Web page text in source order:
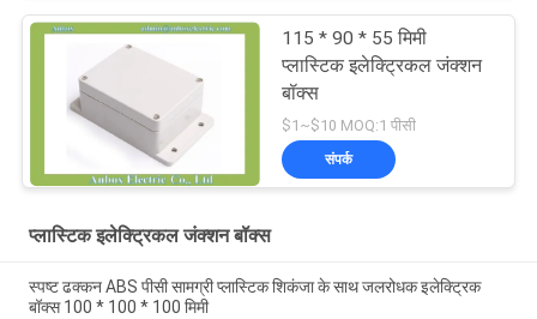
115 * 90 * 55 मिमी
प्लास्टिक इलेक्ट्रिकल जंक्शन
बॉक्स
$1~$10 MOQ:1 पीसी
संपर्क
प्लास्टिक इलेक्ट्रिकल जंक्शन बॉक्स
स्पष्ट ढक्कन ABS पीसी सामग्री प्लास्टिक शिकंजा के साथ जलरोधक इलेक्ट्रिक
बॉक्स 100 * 100 * 100 मिमी